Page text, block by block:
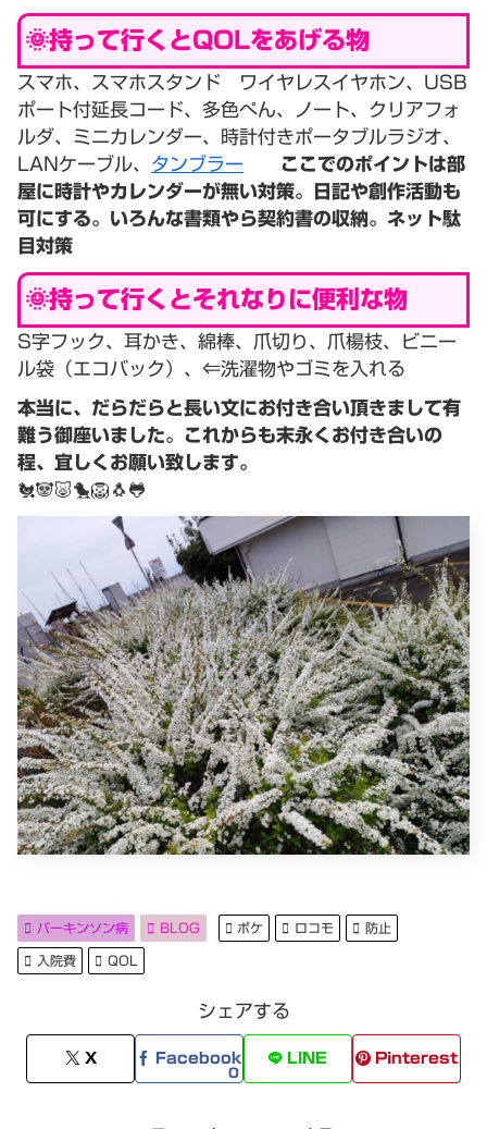
🌞持って行くとQOLをあげる物
スマホ、スマホスタンド ワイヤレスイヤホン、USB
ポート付延長コード、多色ぺん、ノート、クリアフォ
ルダ、ミニカレンダー、時計付きポータブルラジオ、
LANケーブル、 タンブラー
ここでのポイントは部
屋に時計やカレンダーが無い対策。日記や創作活動も
可にする。いろんな書類やら契約書の収納。ネット駄
目対策
🌞持って行くとそれなりに便利な物
S字フック、耳かき、綿棒、爪切り、爪楊枝、ビニー
ル袋（エコバック）、⇐洗濯物やゴミを入れる
本当に、だらだらと長い文にお付き合い頂きまして有
難う御座いました。これからも末永くお付き合いの
程、宜しくお願い致します。
🐔🐼🐷🐤🦁🐧🐸
パーキンソン病 BLOG ボケ ロコモ 防止
入院費 QOL
シェアする
X Facebook
0
LINE Pinterest